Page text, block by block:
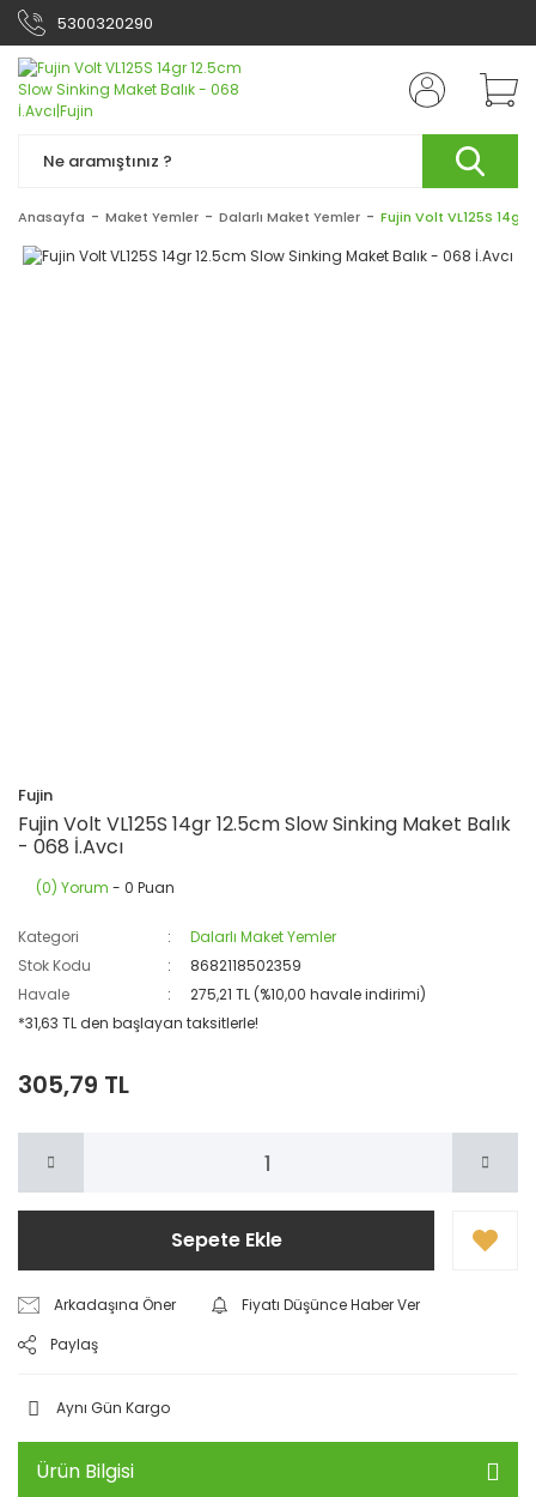
5300320290
Anasayfa Maket Yemler Dalarlı Maket Yemler Fujin Volt VL125S 14gr
Fujin
Fujin Volt VL125S 14gr 12.5cm Slow Sinking Maket Balık
- 068 İ.Avcı
(0) Yorum - 0 Puan
Kategori
Dalarlı Maket Yemler
Stok Kodu
8682118502359
Havale
275,21 TL (%10,00 havale indirimi)
*31,63 TL den başlayan taksitlerle!
305,79 TL
Sepete Ekle
Arkadaşına Öner
Fiyatı Düşünce Haber Ver
Paylaş
Aynı Gün Kargo
Ürün Bilgisi